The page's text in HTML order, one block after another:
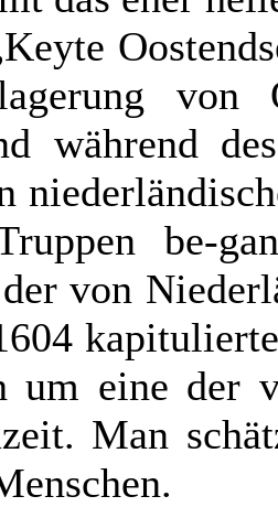
von
während
Truppen be-
von
um eine der
Man